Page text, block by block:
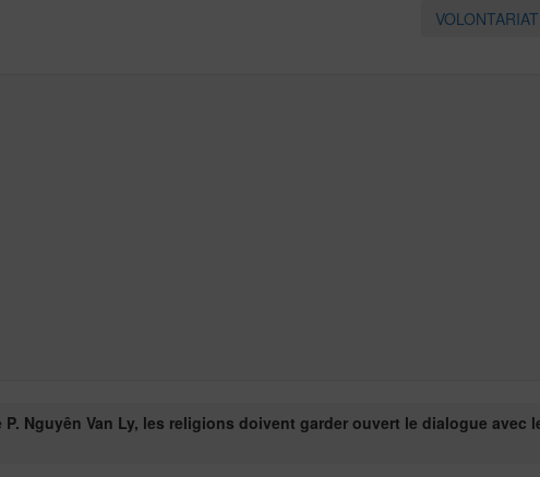
VOLONTARIAT
P. Nguyên Van Ly, les religions doivent garder ouvert le dialogue